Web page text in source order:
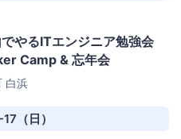
やるITエンジニア勉強会
Camp & 忘年会
白浜
（日）